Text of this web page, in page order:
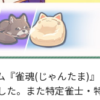
雀魂(じゃんたま)
た。また特定雀士